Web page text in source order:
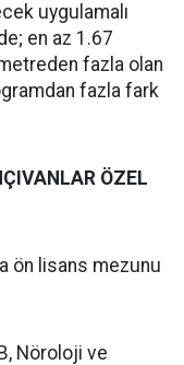
uygulamalı
en az 1.67
fazla olan
fazla fark
ÖZEL
ön lisans mezunu
Nöroloji ve